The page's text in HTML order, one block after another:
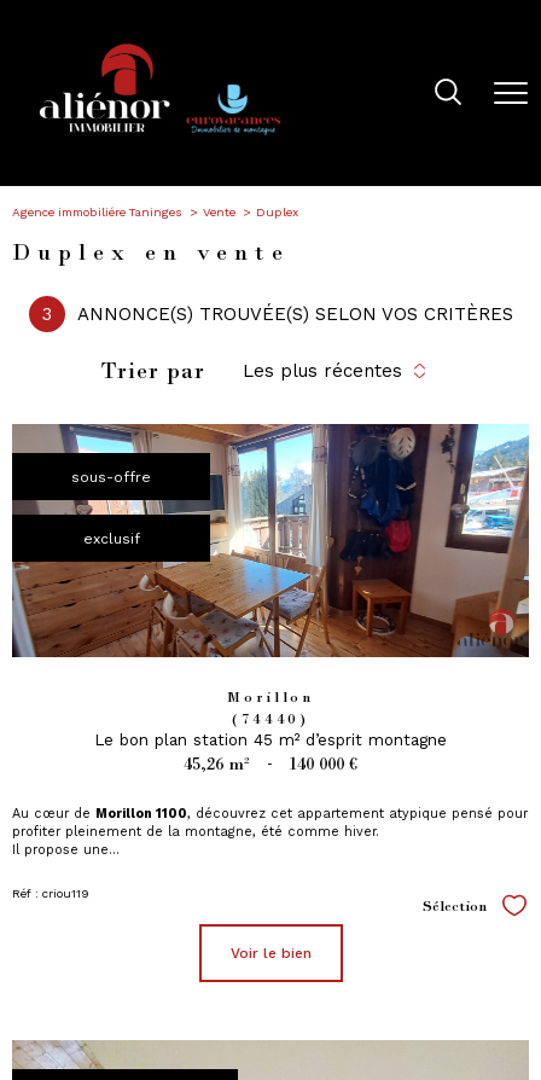
Agence immobiliére Taninges Vente Duplex
Duplex en vente
3 ANNONCE(S) TROUVÉE(S) SELON VOS CRITÈRES
Trier par Les plus récentes
sous-offre
exclusif
Morillon
(74440)
Le bon plan station 45 m² d’esprit montagne
45,26 m² - 140 000 €
Au cœur de Morillon 1100, découvrez cet appartement atypique pensé pour
profiter pleinement de la montagne, été comme hiver.
Il propose une...
Réf : criou119
Sélection
voir le bien